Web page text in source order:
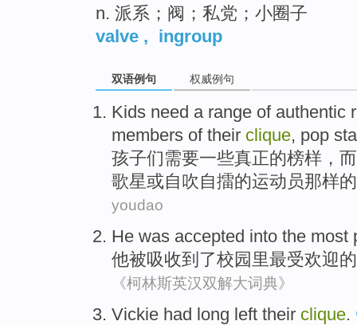
n. 派系；阀；私党；小圈子
valve , ingroup
双语例句 权威例句
Kids need arange of authentic
members of their clique, pop
孩子们需要一些真正的榜样 ，而
歌星或自吹自擂的运动员那样
youdao
He was accepted into the most
他被吸收到了校园 里最受欢迎的
《柯林斯英汉双解大词典》
Vickie had long left their clique.